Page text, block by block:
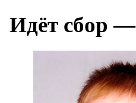
Идёт сбор